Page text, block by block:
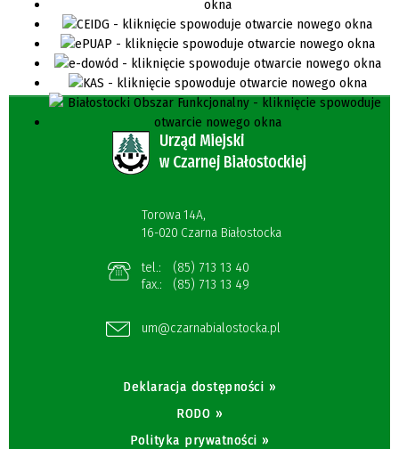
Torowa 14A,
16-020 Czarna Białostocka
tel.:
(85) 713 13 40
fax.:
(85) 713 13 49
um@czarnabialostocka.pl
Deklaracja dostępności »
RODO »
Polityka prywatności »